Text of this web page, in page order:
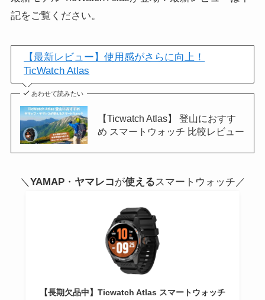
記をご覧ください。
【最新レビュー】使用感がさらに向上！
TicWatch Atlas
あわせて読みたい
【Ticwatch Atlas】 登山におすす
め スマートウォッチ 比較レビュー
＼ YAMAP・ ヤマレコが使えるスマートウォッチ／
【長期欠品中】Ticwatch Atlas スマートウォッチ